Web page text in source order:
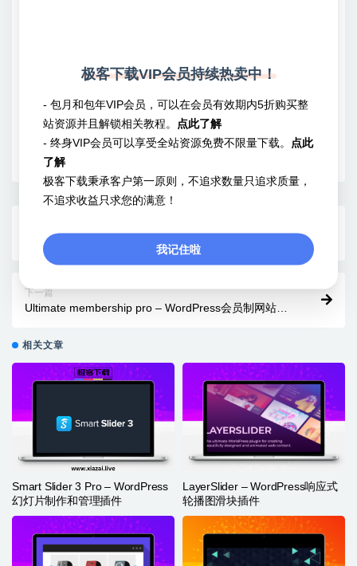
滑块 幻灯片
收藏 海报 链接
ListingPro – WordPress高级目录和列表主题
下一篇
Ultimate membership pro – WordPress会员制网站插
相关文章
Smart Slider 3 Pro – WordPress
幻灯片制作和管理插件
LayerSlider – WordPress响应式
轮播图滑块插件
极客下载VIP会员持续热卖中！
- 包月和包年VIP会员，可以在会员有效期内5折购买整
站资源并且解锁相关教程。
点此了解
- 终身VIP会员可以享受全站资源免费不限量下载。
点此
了解
极客下载秉承客户第一原则，不追求数量只追求质量，
不追求收益只求您的满意！
我记住啦